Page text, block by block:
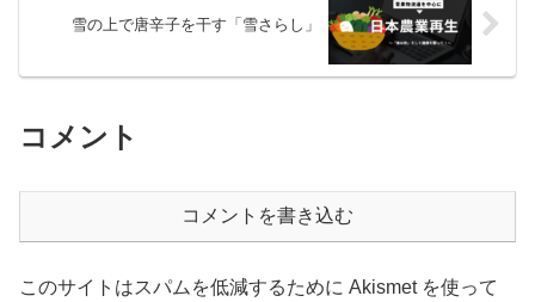
雪の上で唐辛子を干す「雪さらし」
コメント
コメントを書き込む
このサイトはスパムを低減するために Akismet を使って